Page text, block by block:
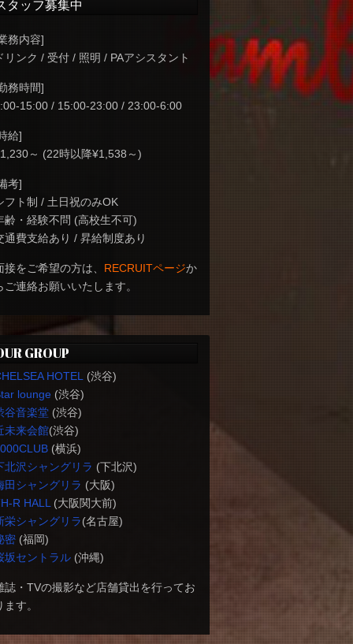
タッフ募集中
務内容]
リンク / 受付 / 照明 / PAアシスタント
務時間]
15:00 / 15:00-23:00 / 23:00-6:00
給]
～ (22時以降¥1,538～)
考]
フト制 / 土日祝のみOK
齢・経験不問 (高校生不可)
通費支給あり / 昇給制度あり
接をご希望の方は、 RECRUITページか
ご連絡お願いいたします。
GROUP
HOTEL
(渋谷)
lounge(渋谷)
谷音楽堂(渋谷)
未来会館(渋谷)
(横浜)
北沢シャングリラ (下北沢)
田シャングリラ (大阪)
R HALL (大阪関大前)
栄シャングリラ(名古屋)
密(福岡)
坂セントラル(沖縄)
誌・TVの撮影など店舗貸出を行ってお
ます。